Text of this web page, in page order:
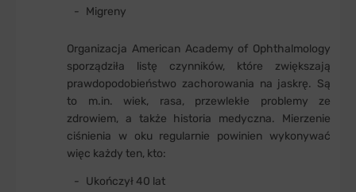
Migreny
Organizacja American Academy of Ophthalmology
sporządziła listę czynników, które zwiększają
prawdopodobieństwo zachorowania na jaskrę. Są
to m.in. wiek, rasa, przewlekłe problemy ze
zdrowiem, a także historia medyczna. Mierzenie
ciśnienia w oku regularnie powinien wykonywać
więc każdy ten, kto:
Ukończył 40 lat